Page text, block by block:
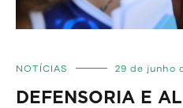
NOTÍCIAS 29 de junho
DEFENSORIA E